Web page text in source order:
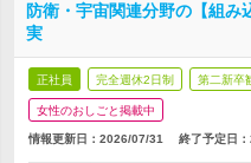
防衛・宇宙関連分野の【組み
実
正社員 完全週休2日制 第二新卒
女性のおしごと掲載中
情報更新日：2026/07/31 終了予定日：